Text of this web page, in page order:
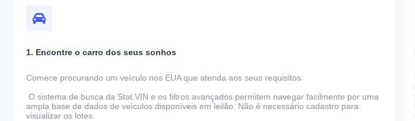
1. Encontre o carro dos seus sonhos
Comece procurando um veículo nos EUA que atenda aos seus requisitos.
O sistema de busca da Stat.VIN e os filtros avançados permitem navegar facilmente por uma
ampla base de dados de veículos disponíveis em leilão. Não é necessário cadastro para
visualizar os lotes.